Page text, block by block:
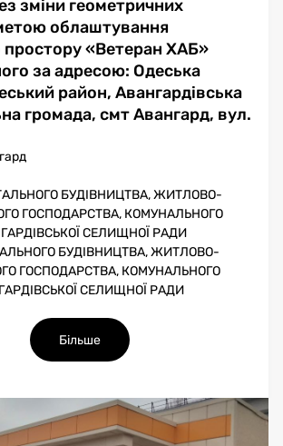
зміни геометричних
облаштування
простору «Ветеран ХАБ»
за адресою: Одеська
район, Авангардівська
громада, смт Авангард, вул.
БУДІВНИЦТВА, ЖИТЛОВО-
ГОСПОДАРСТВА, КОМУНАЛЬНОГО
СЕЛИЩНОЇ РАДИ
БУДІВНИЦТВА, ЖИТЛОВО-
ГОСПОДАРСТВА, КОМУНАЛЬНОГО
СЕЛИЩНОЇ РАДИ
Більше